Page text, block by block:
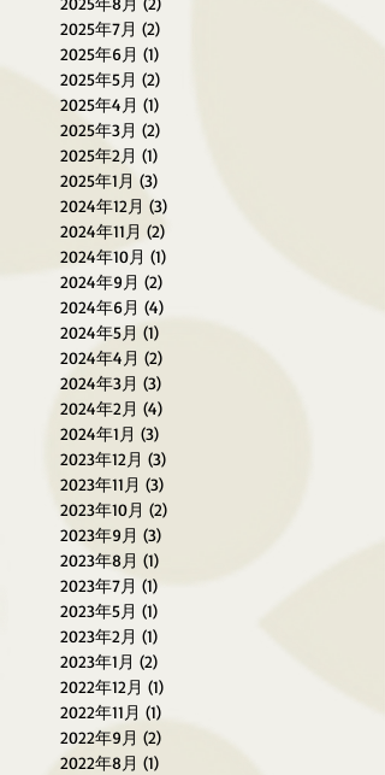
2025年7月 (2)
2025年6月 (1)
2025年5月 (2)
2025年4月 (1)
2025年3月 (2)
2025年2月 (1)
2025年1月 (3)
2024年12月 (3)
2024年11月 (2)
2024年10月 (1)
2024年9月 (2)
2024年6月 (4)
2024年5月 (1)
2024年4月 (2)
2024年3月 (3)
2024年2月 (4)
2024年1月 (3)
2023年12月 (3)
2023年11月 (3)
2023年10月 (2)
2023年9月 (3)
2023年8月 (1)
2023年7月 (1)
2023年5月 (1)
2023年2月 (1)
2023年1月 (2)
2022年12月 (1)
2022年11月 (1)
2022年9月 (2)
2022年8月 (1)